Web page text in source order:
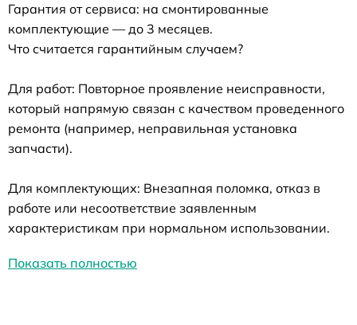
Гарантия от сервиса: на смонтированные
комплектующие — до 3 месяцев.
Что считается гарантийным случаем?
Для работ: Повторное проявление неисправности,
который напрямую связан с качеством проведенного
ремонта (например, неправильная установка
запчасти).
Для комплектующих: Внезапная поломка, отказ в
работе или несоответствие заявленным
характеристикам при нормальном использовании.
Показать полностью